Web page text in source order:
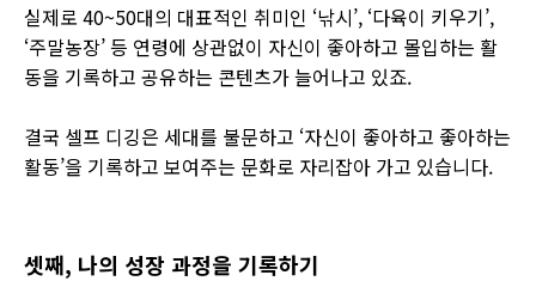
실제로 40~50대의 대표적인 취미인 ‘낚시’, ‘다육이 키우기’,
‘주말농장’ 등 연령에 상관없이 자신이 좋아하고 몰입하는 활
동을 기록하고 공유하는 콘텐츠가 늘어나고 있죠.
결국 셀프 디깅은 세대를 불문하고 ‘자신이 좋아하고 좋아하는
활동’을 기록하고 보여주는 문화로 자리잡아 가고 있습니다.
셋째, 나의 성장 과정을 기록하기